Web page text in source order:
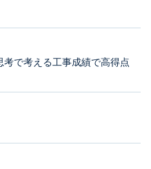
考で考える工事成績で高得点